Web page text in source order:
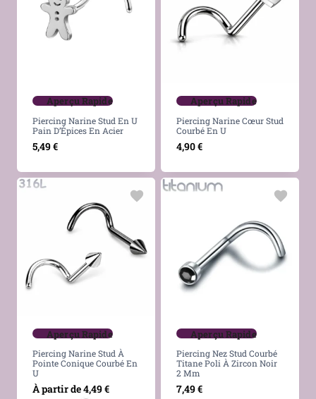
Aperçu Rapide
Piercing Narine Stud En U
Pain D’Épices En Acier
5,49€
Aperçu Rapide
Piercing Narine Cœur Stud
Courbé En U
4,90€
Aperçu Rapide
Piercing Narine Stud À
Pointe Conique Courbé En
U
À partir de4,49€
Aperçu Rapide
Piercing Nez Stud Courbé
Titane Poli À Zircon Noir
2 Mm
7,49€